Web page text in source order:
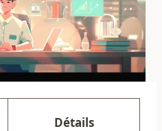
Détails